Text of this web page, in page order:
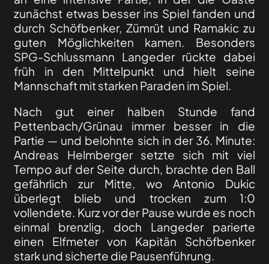
zunächst etwas besser ins Spiel fanden und
durch Schöfbenker, Zümrüt und Ramakic zu
guten Möglichkeiten kamen. Besonders
SPG-Schlussmann Langeder rückte dabei
früh in den Mittelpunkt und hielt seine
Mannschaft mit starken Paraden im Spiel.
Nach gut einer halben Stunde fand
Pettenbach/Grünau immer besser in die
Partie — und belohnte sich in der 36. Minute:
Andreas Helmberger setzte sich mit viel
Tempo auf der Seite durch, brachte den Ball
gefährlich zur Mitte, wo Antonio Dukic
überlegt blieb und trocken zum 1:0
vollendete. Kurz vor der Pause wurde es noch
einmal brenzlig, doch Langeder parierte
einen Elfmeter von Kapitän Schöfbenker
stark und sicherte die Pausenführung.